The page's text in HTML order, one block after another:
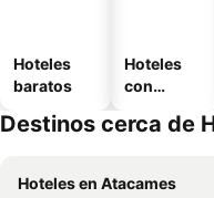
Hoteles
baratos
Hoteles
con
Destinos cerca de
Hoteles en Atacames